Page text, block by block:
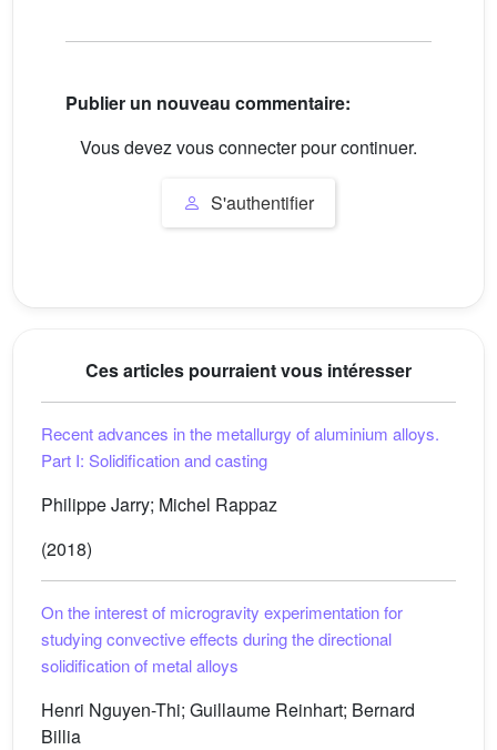
Publier un nouveau commentaire:
Vous devez vous connecter pour continuer.
S'authentifier
Ces articles pourraient vous intéresser
Recent advances in the metallurgy of aluminium alloys.
Part I: Solidification and casting
Philippe Jarry; Michel Rappaz
(2018)
On the interest of microgravity experimentation for
studying convective effects during the directional
solidification of metal alloys
Henri Nguyen-Thi; Guillaume Reinhart; Bernard
Billia